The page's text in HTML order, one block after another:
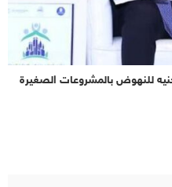
يضخ 28 مليار جنيه للنهوض بالمشروعات الصغيرة